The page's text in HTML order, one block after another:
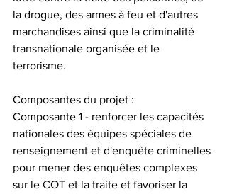
la drogue, des armes à feu et d'autres
marchandises ainsi que la criminalité
transnationale organisée et le
terrorisme.
Composantes du projet :
Composante 1 - renforcer les capacités
nationales des équipes spéciales de
renseignement et d'enquête criminelles
pour mener des enquêtes complexes
sur le COT et la traite et favoriser la